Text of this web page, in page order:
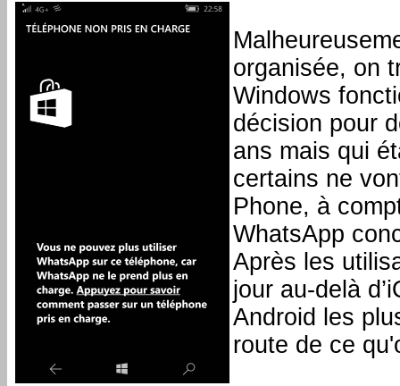
organisée, on
Windows
décision pour
ans mais qui
certains ne
Phone, à
WhatsApp
Après les
jour au-delà
Android les
route de ce